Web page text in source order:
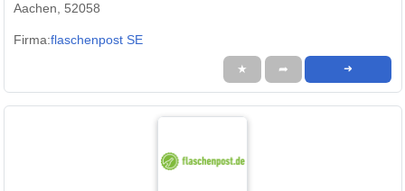
Aachen, 52058
Firma:flaschenpost SE
★ ➦ ➜